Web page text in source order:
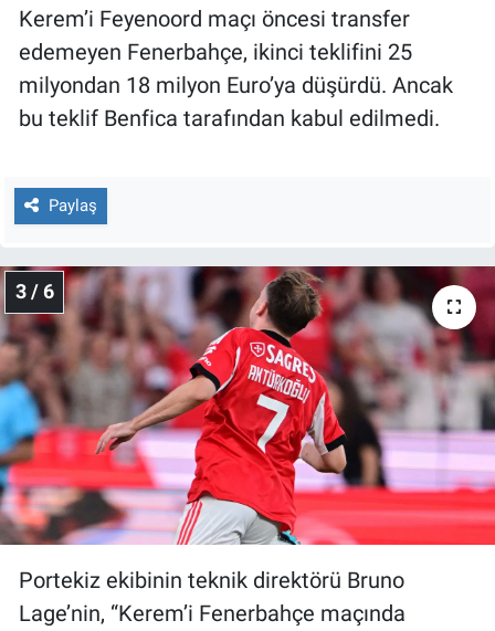
Kerem’i Feyenoord maçı öncesi transfer
edemeyen Fenerbahçe, ikinci teklifini 25
milyondan 18 milyon Euro’ya düşürdü. Ancak
bu teklif Benfica tarafından kabul edilmedi.
Paylaş
3 / 6
Portekiz ekibinin teknik direktörü Bruno
Lage’nin, “Kerem’i Fenerbahçe maçında
Teknoloji
Türkiye'nin Geleceği
Türkiye'nin Gündemi
Yerel Gündem
Canlı Yayın